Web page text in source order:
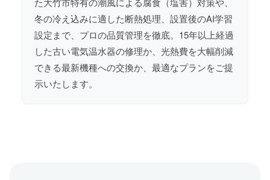
冬の冷え込みに適した断熱処理、設置後のAI学習
設定まで、プロの品質管理を徹底。15年以上経過
した古い電気温水器の修理か、光熱費を大幅削減
できる最新機種への交換か、最適なプランをご提
示いたします。